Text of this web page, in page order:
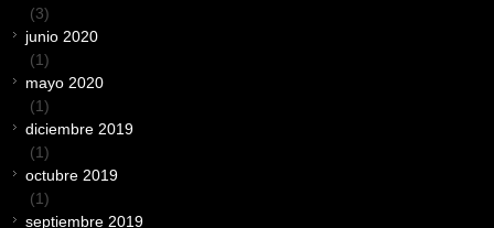
(3)
junio 2020
(1)
mayo 2020
(1)
diciembre 2019
(1)
octubre 2019
(1)
septiembre 2019